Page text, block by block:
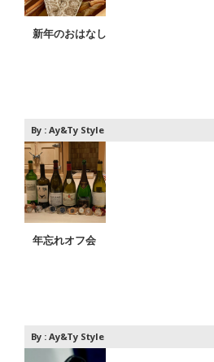
新年のおはなし
By : Ay&Ty Style
年忘れオフ会
By : Ay&Ty Style